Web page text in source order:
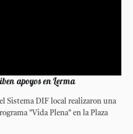
apoyos en Lerma
Sistema DIF local realizaron una
"Vida Plena" en la Plaza